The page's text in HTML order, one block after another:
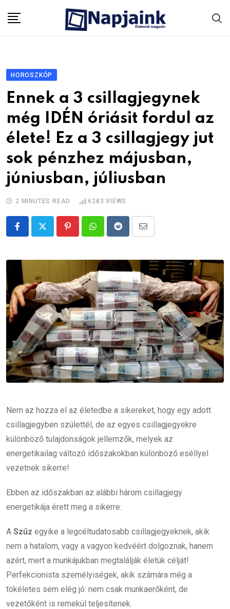
HOROSZKÓP
Ennek a 3 csillagjegynek
még IDÉN óriásit fordul az
élete! Ez a 3 csillagjegy jut
sok pénzhez májusban,
júniusban, júliusban
2 MINUTES READ 6283 VIEWS
PinterestWhatsappRedditShare
Email
Nem az hozza el az életedbe a sikereket, hogy egy adott
csillagjegyben születtél, de az egyes csillagjegyekre
különböző tulajdonságok jellemzők, melyek az
energetikailag változó időszakokban különböző eséllyel
vezetnek sikerre!
Ebben az időszakban az alábbi három csillagjegy
energetikája érett meg a sikerre:
A Szűz egyike a legcéltudatosabb csillagjegyeknek, akik
nem a hatalom, vagy a vagyon kedvéért dolgoznak, hanem
azért, mert a munkájukban megtalálják életük célját!
Perfekcionista személyiségek, akik számára még a
tökéletes sem elég jó: nem csak munkaerőként, de
vezetőként is remekül teljesítenek.